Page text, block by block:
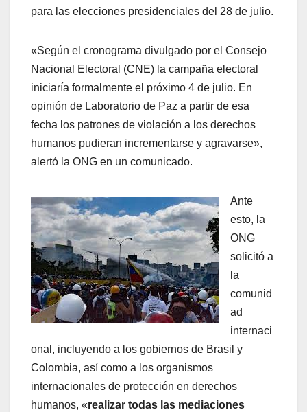
para las elecciones presidenciales del 28 de julio.
«Según el cronograma divulgado por el Consejo
Nacional Electoral (CNE) la campaña electoral
iniciaría formalmente el próximo 4 de julio. En
opinión de Laboratorio de Paz a partir de esa
fecha los patrones de violación a los derechos
humanos pudieran incrementarse y agravarse»,
alertó la ONG en un comunicado.
Ante
esto, la
ONG
solicitó a
la
comunid
ad
internaci
onal, incluyendo a los gobiernos de Brasil y
Colombia, así como a los organismos
internacionales de protección en derechos
humanos, «realizar todas las mediaciones